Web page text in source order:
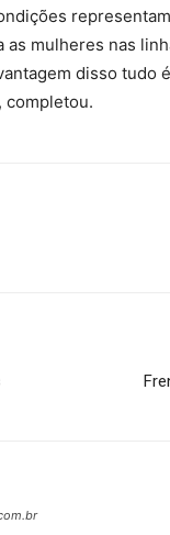
mulheres nas
disso tudo
completou.